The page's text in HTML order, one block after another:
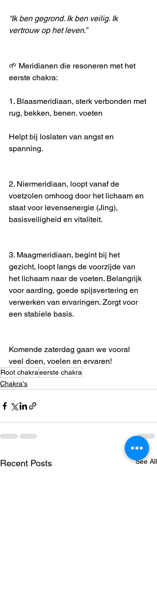
“Ik ben gegrond. Ik ben veilig. Ik
vertrouw op het leven.”
🌱 Meridianen die resoneren met het
eerste chakra:
1. Blaasmeridiaan, sterk verbonden met
rug, bekken, benen. voeten
Helpt bij loslaten van angst en
spanning.
2. Niermeridiaan, loopt vanaf de
voetzolen omhoog door het lichaam en
staat voor levensenergie (Jing),
basisveiligheid en vitaliteit.
3. Maagmeridiaan, begint bij het
gezicht, loopt langs de voorzijde van
het lichaam naar de voeten. Belangrijk
voor aarding, goede spijsvertering en
verwerken van ervaringen. Zorgt voor
een stabiele basis.
Komende zaterdag gaan we vooral
veel doen, voelen en ervaren!
Root chakraeerste chakra
Chakra's
Recent Posts See All